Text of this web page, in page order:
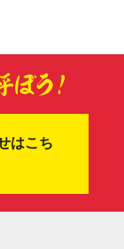
はこち